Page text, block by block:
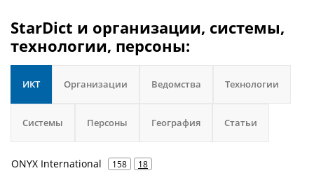
StarDict и организации, системы,
технологии, персоны:
ИКТ Организации Ведомства Технологии
Системы Персоны География Статьи
ONYX International 158 18